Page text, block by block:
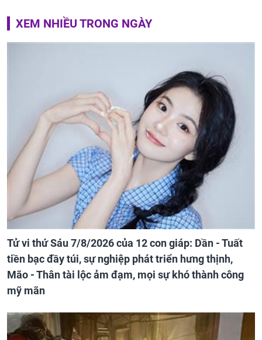
XEM NHIỀU TRONG NGÀY
Tử vi thứ Sáu 7/8/2026 của 12 con giáp: Dần - Tuất
tiền bạc đầy túi, sự nghiệp phát triển hưng thịnh,
Mão - Thân tài lộc ảm đạm, mọi sự khó thành công
mỹ mãn